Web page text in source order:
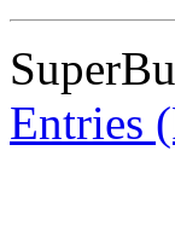
Entries